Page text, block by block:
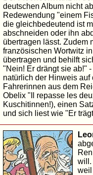
deutschen Album nicht
Redewendung "einem
die gleichbedeutend ist
abschneiden oder ihn
übertragen lässt. Zudem
französischen Wortwitz
übertragen und behilft
"Nein! Er drängt sie ab!"
natürlich der Hinweis
Fahrerinnen aus dem
Obelix "Il repasse les
Kuschitinnen!), einen
und sich liest wie "Er
will.